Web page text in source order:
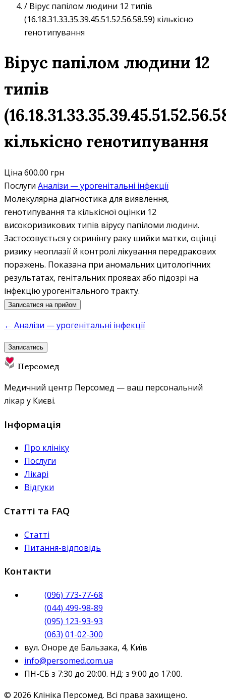
/ Вірус папілом людини 12 типів
(16.18.31.33.35.39.45.51.52.56.58.59) кількісно
генотипування
Вірус папілом людини 12
типів
кількісно генотипування
Ціна 600.00 грн
Послуги Аналізи — урогенітальні інфекції
Молекулярна діагностика для виявлення,
генотипування та кількісної оцінки 12
високоризикових типів вірусу папіломи людини.
Застосовується у скринінгу раку шийки матки, оцінці
ризику неоплазії й контролі лікування передракових
поражень. Показана при аномальних цитологічних
результатах, генітальних проявах або підозрі на
інфекцію урогенітального тракту.
Записатися на прийом
← Аналізи — урогенітальні інфекції
Записатись
Персомед
Медичний центр Персомед — ваш персональний
лікар у Києві.
Інформація
Про клініку
Послуги
Лікарі
Відгуки
Статті та FAQ
Статті
Питання-відповідь
Контакти
(096) 773-77-68
(044) 499-98-89
(095) 123-93-93
(063) 01-02-300
вул. Оноре де Бальзака, 4, Київ
info@persomed.com.ua
ПН-СБ з 7:30 до 20:00. НД: з 9:00 до 17:00.
© 2026 Клініка Персомед. Всі права захищено.